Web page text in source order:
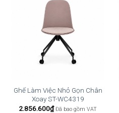
Ghế Làm Việc Nhỏ Gọn Chân
Xoay ST-WC4319
2.856.600₫ Đã bao gồm VAT